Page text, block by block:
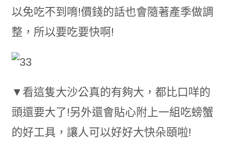
以免吃不到唷!價錢的話也會隨著產季做調
整，所以要吃要快啊!
▼看這隻大沙公真的有夠大，都比口咩的
頭還要大了!另外還會貼心附上一組吃螃蟹
的好工具，讓人可以好好大快朵頤啦!